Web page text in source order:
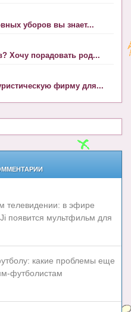
уборов вы знает...
Хочу порадовать род...
фирму для...
телевидении: в эфире
появится мультфильм для
какие проблемы еще
футболистам